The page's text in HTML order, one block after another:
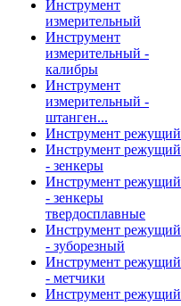
Инструмент
измерительный
Инструмент
измерительный -
калибры
Инструмент
измерительный -
штанген...
Инструмент режущий
Инструмент режущий
- зенкеры
Инструмент режущий
- зенкеры
твердосплавные
Инструмент режущий
- зуборезный
Инструмент режущий
- метчики
Инструмент режущий